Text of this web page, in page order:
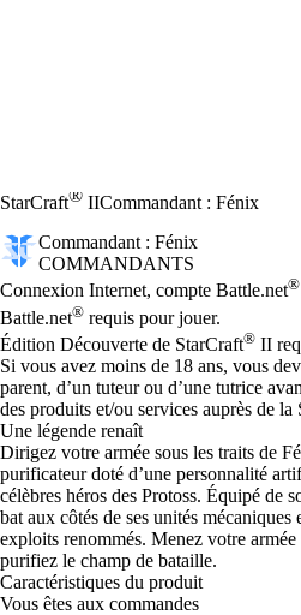
StarCraft® IICommandant : Fénix
Commandant : Fénix
COMMANDANTS
Prix
Available actions
Connexion Internet, compte Battle.net®
Battle.net® requis pour jouer.
Édition Découverte de StarCraft® II
Si vous avez moins de 18 ans, vous
parent, d’un tuteur ou d’une tutrice
des produits et/ou services auprès de la
Une légende renaît
Dirigez votre armée sous les traits de
purificateur doté d’une personnalité
célèbres héros des Protoss. Équipé de
bat aux côtés de ses unités
exploits renommés. Menez votre
purifiez le champ de bataille.
Caractéristiques du produit
Vous êtes aux commandes